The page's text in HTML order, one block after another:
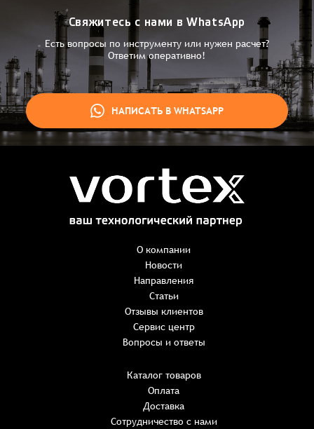
Заказать презентацию
Заказ успешно оформлен
Спасибо, что выбрали нас! Менеджер свяжется с Вами в
Свяжитесь с нами в WhatsApp
Есть вопросы по инструменту или нужен расчет?
Ответим оперативно!
НАПИСАТЬ В WHATSAPP
О компании
Новости
Направления
Статьи
Отзывы клиентов
Сервис центр
Вопросы и ответы
Каталог товаров
Оплата
Доставка
Сотрудничество с нами